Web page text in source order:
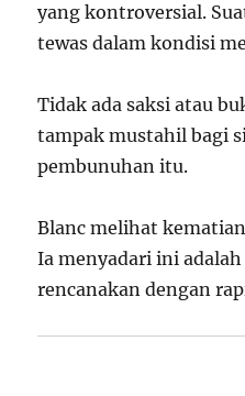
yang kontroversial.
tewas dalam kondisi
Tidak ada saksi atau
tampak mustahil bagi
pembunuhan itu.
Blanc melihat
Ia menyadari ini
rencanakan dengan